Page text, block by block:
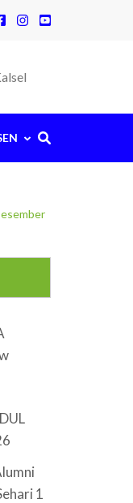
1